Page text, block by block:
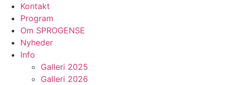
Kontakt
Program
Om SPROGENSE
Nyheder
Info
Galleri 2025
Galleri 2026